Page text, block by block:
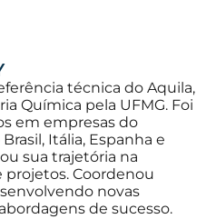
técnica do Aquila,
Química pela UFMG. Foi
em empresas do
Itália, Espanha e
sua trajetória na
Coordenou
novas
de sucesso.